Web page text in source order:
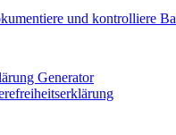
und kontrolliere
Generator